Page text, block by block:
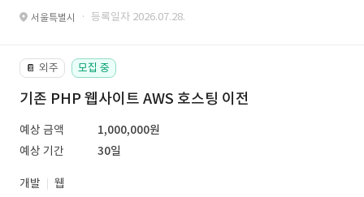
서울특별시 · 등록일자 2026.07.28.
📔 외주 모집 중
기존 PHP 웹사이트 AWS 호스팅 이전
예상 금액
1,000,000원
예상 기간
30일
개발
웹